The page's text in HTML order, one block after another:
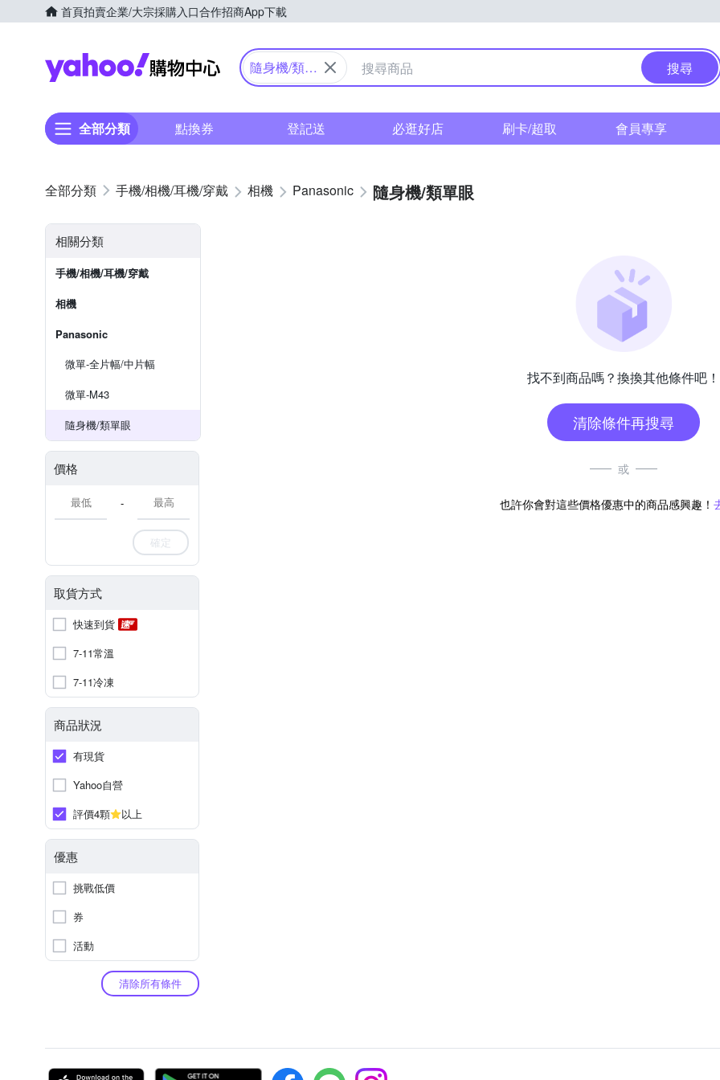
首頁拍賣企業/大宗採購入口合作招商App下載
Yahoo購物中心
隨身機/類單
搜尋
全部分類 點換券 登記送 必逛好店 刷卡/超取 會員專享
手機/相機/耳機/穿戴 相機 Panasonic 隨身機/類單眼
相關分類
手機/相機/耳機/穿戴
相機
Panasonic
微單-全片幅/中片幅
微單-M43
隨身機/類單眼
價格
-
確定
取貨方式
快速到貨
7-11常溫
7-11冷凍
商品狀況
有現貨
Yahoo自營
評價4顆
以上
優惠
挑戰低價
券
活動
清除所有條件
找不到商品嗎？換換其他條件吧！
清除條件再搜尋
或
也許你會對這些價格優惠中的商品感興趣！